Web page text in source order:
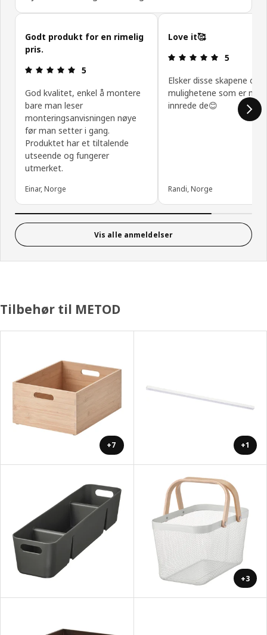
Hopp over kundeanmeldelser
Godt produkt for en rimelig
pris.
Produktomtale: 5 ingen kundevurdering 5
5
God kvalitet, enkel å montere
bare man leser
monteringsanvisningen nøye
før man setter i gang.
Produktet har et tiltalende
utseende og fungerer
utmerket.
Einar, Norge
Love it🥰
5
Elsker disse skapene og
mulighetene som er
innrede de😊
Randi, Norge
Vis alle anmeldelser
Tilbehør til METOD
+7 +1
+3